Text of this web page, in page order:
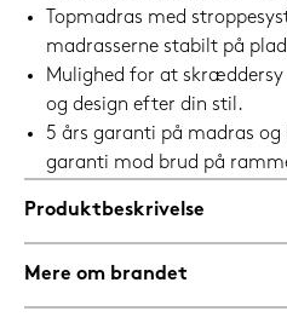
Topmadras med
madrasserne stabilt på
Mulighed for at skræddersy
og design efter din stil.
5 års garanti på madras og
garanti mod brud på
Produktbeskrivelse
Mere om brandet